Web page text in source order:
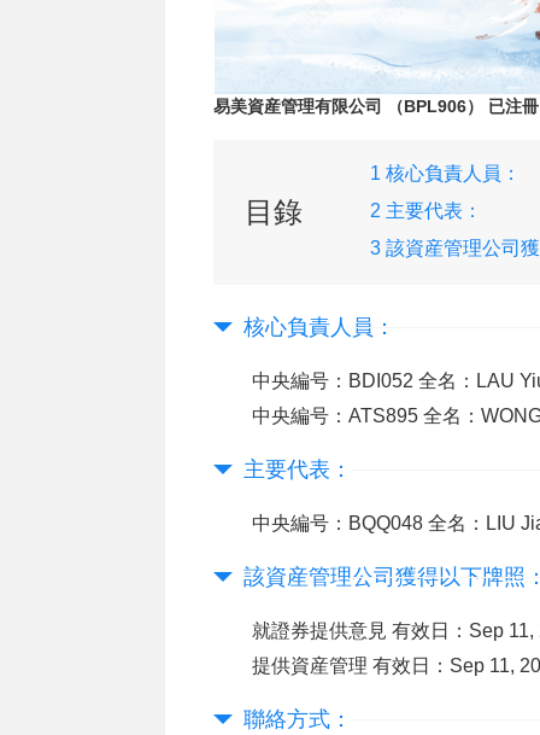
易美資産管理有限公司 （BPL906） 已注冊
目錄
1 核心負責人員：
2 主要代表：
3 該資産管理公司
核心負責人員：
中央編号：BDI052 全名：LAU
中央編号：ATS895 全名：
主要代表：
中央編号：BQQ048 全名：LIU
該資産管理公司獲得以下牌照
就證券提供意見 有效日：Sep
提供資産管理 有效日：Sep 11,
聯絡方式：